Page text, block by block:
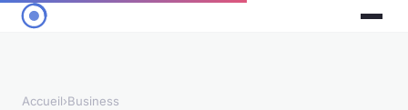
Accueil›Business